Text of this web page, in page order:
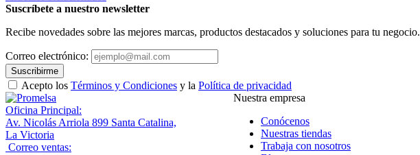
Suscríbete a nuestro newsletter
Recibe novedades sobre las mejores marcas, productos destacados y soluciones para tu negocio.
Correo electrónico:
Suscribirme
Acepto los Términos y Condiciones y la Política de privacidad
Oficina Principal:
Av. Nicolás Arriola 899 Santa Catalina,
La Victoria
Correo ventas:
Nuestra empresa
Conócenos
Nuestras tiendas
Trabaja con nosotros